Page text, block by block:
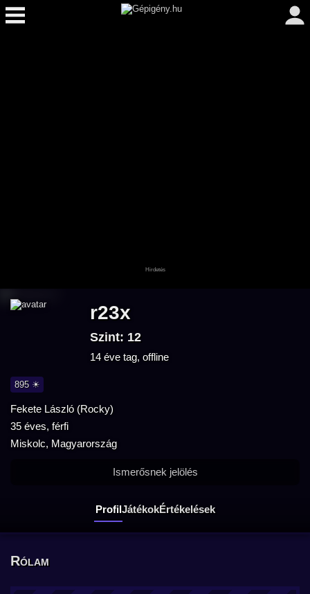
r23x
Szint: 12
14 éve tag, offline
895 ☀
Fekete László (Rocky)
35 éves, férfi
Miskolc, Magyarország
ProfilJátékokÉrtékelések
Ismerősnek jelölés
Rólam